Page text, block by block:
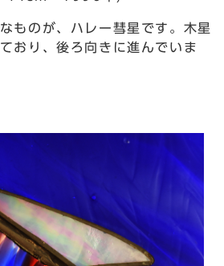
ものが、ハレー彗星です。木星
おり、後ろ向きに進んでいま